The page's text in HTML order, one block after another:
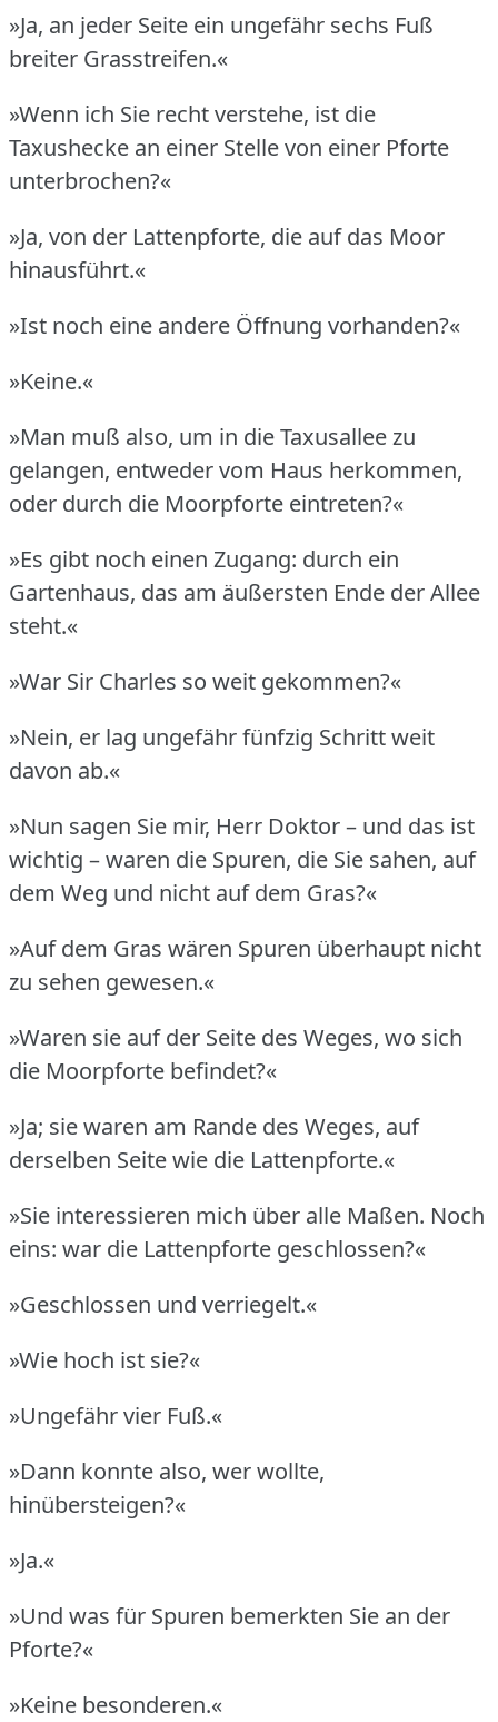
»Ja, an jeder Seite ein ungefähr sechs Fuß
breiter Grasstreifen.«
»Wenn ich Sie recht verstehe, ist die
Taxushecke an einer Stelle von einer Pforte
unterbrochen?«
»Ja, von der Lattenpforte, die auf das Moor
hinausführt.«
»Ist noch eine andere Öffnung vorhanden?«
»Keine.«
»Man muß also, um in die Taxusallee zu
gelangen, entweder vom Haus herkommen,
oder durch die Moorpforte eintreten?«
»Es gibt noch einen Zugang: durch ein
Gartenhaus, das am äußersten Ende der Allee
steht.«
»War Sir Charles so weit gekommen?«
»Nein, er lag ungefähr fünfzig Schritt weit
davon ab.«
»Nun sagen Sie mir, Herr Doktor – und das ist
wichtig – waren die Spuren, die Sie sahen, auf
dem Weg und nicht auf dem Gras?«
»Auf dem Gras wären Spuren überhaupt nicht
zu sehen gewesen.«
»Waren sie auf der Seite des Weges, wo sich
die Moorpforte befindet?«
»Ja; sie waren am Rande des Weges, auf
derselben Seite wie die Lattenpforte.«
»Sie interessieren mich über alle Maßen. Noch
eins: war die Lattenpforte geschlossen?«
»Geschlossen und verriegelt.«
»Wie hoch ist sie?«
»Ungefähr vier Fuß.«
»Dann konnte also, wer wollte,
hinübersteigen?«
»Ja.«
»Und was für Spuren bemerkten Sie an der
Pforte?«
»Keine besonderen.«